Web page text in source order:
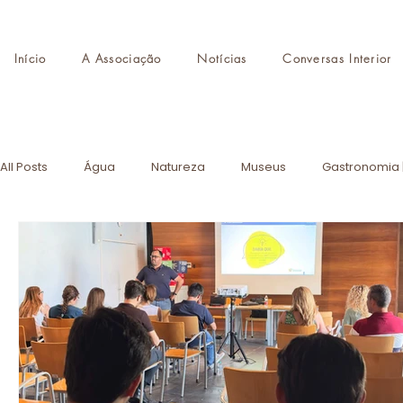
Início A Associação Notícias Conversas Interior
All Posts Água Natureza Museus Gastronomia
Destinos de Autor Monumentos Eventos AITI
CMTI Formação Turismo de Portugal